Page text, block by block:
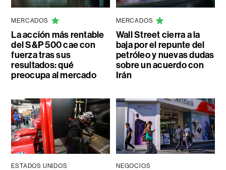
MERCADOS
La acción más rentable
del S&P 500 cae con
fuerza tras sus
resultados: qué
preocupa al mercado
MERCADOS
Wall Street cierra a la
baja por el repunte del
petróleo y nuevas dudas
sobre un acuerdo con
Irán
ESTADOS UNIDOS NEGOCIOS